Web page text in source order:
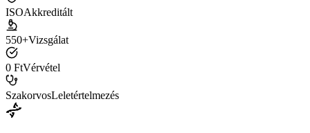
ISOAkkreditált
550+Vizsgálat
0 FtVérvétel
SzakorvosLeletértelmezés